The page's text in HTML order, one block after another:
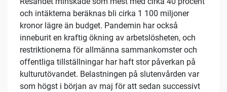
och intäkterna beräknas bli cirka 1 100 miljoner
kronor lägre än budget. Pandemin har också
inneburit en kraftig ökning av arbetslösheten, och
restriktionerna för allmänna sammankomster och
offentliga tillställningar har haft stor påverkan på
kulturutövandet. Belastningen på slutenvården var
som högst i början av maj för att sedan successivt